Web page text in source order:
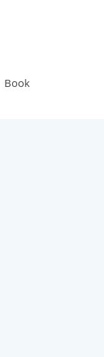
Book